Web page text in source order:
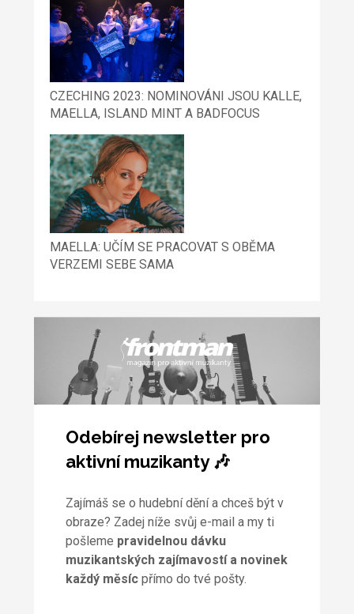
CZECHING 2023: NOMINOVÁNI JSOU KALLE,
MAELLA, ISLAND MINT A BADFOCUS
MAELLA: UČÍM SE PRACOVAT S OBĚMA
VERZEMI SEBE SAMA
Odebírej newsletter pro
aktivní muzikanty 🎶
Zajímáš se o hudební dění a chceš být v
obraze? Zadej níže svůj e-mail a my ti
pošleme pravidelnou dávku
muzikantských zajímavostí a novinek
každý měsícpřímo do tvé pošty.